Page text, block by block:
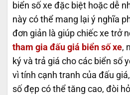
biển số xe đặc biệt hoặc dễ
này có thể mang lại ý nghĩa
đơn giản là giúp chiếc xe trở
tham gia đấu giá biển số xe,
ký và trả giá cho các biển số
vì tính cạnh tranh của đấu
số đẹp có thể tăng cao, đòi